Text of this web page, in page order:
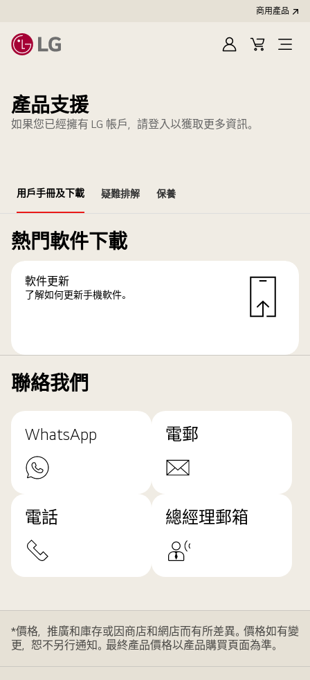
商用產品
登
購
產品支援
如果您已經擁有 LG 帳戶，請登入以獲取更多資訊。
用戶手冊及下載 疑難排解 保養
熱門軟件下載
軟件更新
了解如何更新手機軟件。
聯絡我們
WhatsApp 電郵
電話 總經理郵箱
*價格，推廣和庫存或因商店和網店而有所差異。價格如有變
更，恕不另行通知。最終產品價格以產品購買頁面為準。